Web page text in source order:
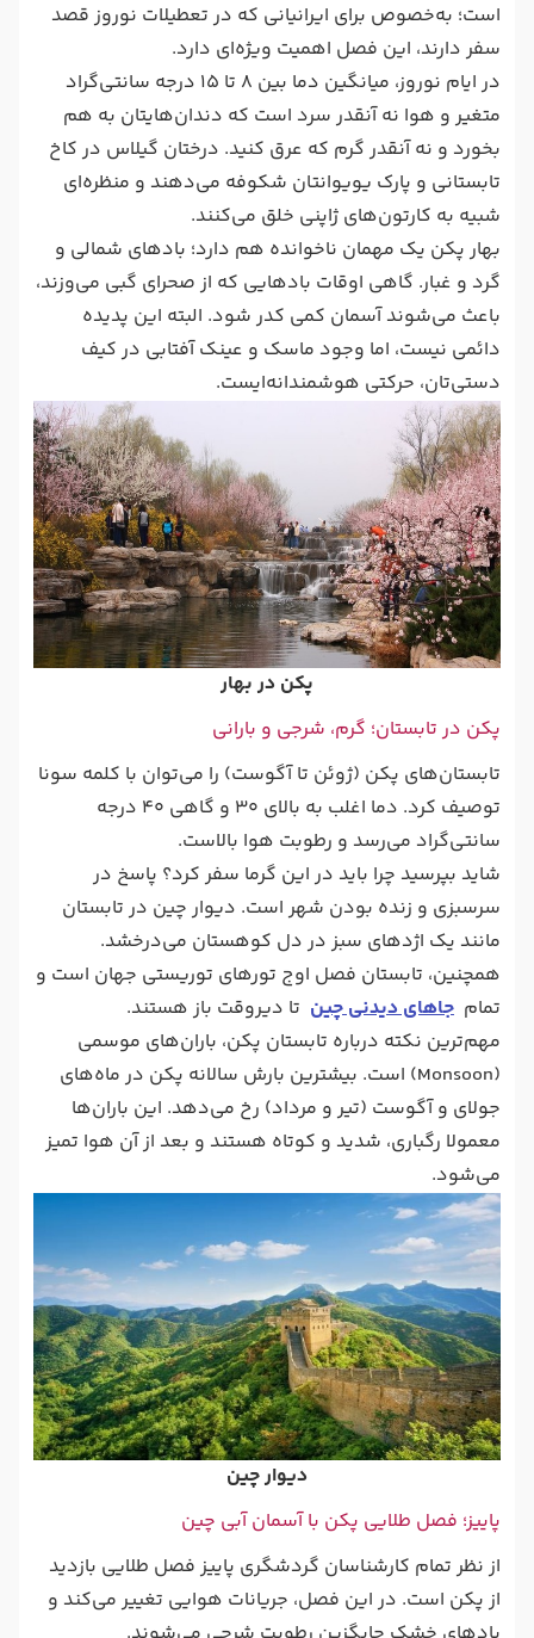
است؛ به‌خصوص برای ایرانیانی که در تعطیلات نوروز قصد
سفر دارند، این فصل اهمیت ویژه‌ای دارد.
در ایام نوروز، میانگین دما بین ۸ تا ۱۵ درجه سانتی‌گراد
متغیر و هوا نه آنقدر سرد است که دندان‌هایتان به هم
بخورد و نه آنقدر گرم که عرق کنید. درختان گیلاس در کاخ
تابستانی و پارک یویوانتان شکوفه می‌دهند و منظره‌ای
شبیه به کارتون‌های ژاپنی خلق می‌کنند.
بهار پکن یک مهمان ناخوانده هم دارد؛ بادهای شمالی و
گرد و غبار. گاهی اوقات بادهایی که از صحرای گبی می‌وزند،
باعث می‌شوند آسمان کمی کدر شود. البته این پدیده
دائمی نیست، اما وجود ماسک و عینک آفتابی در کیف
دستی‌تان، حرکتی هوشمندانه‌ایست.
پکن در بهار
پکن در تابستان؛ گرم، شرجی و بارانی
تابستان‌های پکن (ژوئن تا آگوست) را می‌توان با کلمه سونا
توصیف کرد. دما اغلب به بالای ۳۰ و گاهی ۴۰ درجه
سانتی‌گراد می‌رسد و رطوبت هوا بالاست.
شاید بپرسید چرا باید در این گرما سفر کرد؟ پاسخ در
سرسبزی و زنده بودن شهر است. دیوار چین در تابستان
مانند یک اژدهای سبز در دل کوهستان می‌درخشد.
همچنین، تابستان فصل اوج تورهای توریستی جهان است و
تمام جاهای دیدنی چین تا دیروقت باز هستند.
مهم‌ترین نکته درباره تابستان پکن، باران‌های موسمی
(Monsoon) است. بیشترین بارش سالانه پکن در ماه‌های
جولای و آگوست (تیر و مرداد) رخ می‌دهد. این باران‌ها
معمولا رگباری، شدید و کوتاه هستند و بعد از آن هوا تمیز
می‌شود.
دیوار چین
پاییز؛ فصل طلایی پکن با آسمان آبی چین
از نظر تمام کارشناسان گردشگری پاییز فصل طلایی بازدید
از پکن است. در این فصل، جریانات هوایی تغییر می‌کند و